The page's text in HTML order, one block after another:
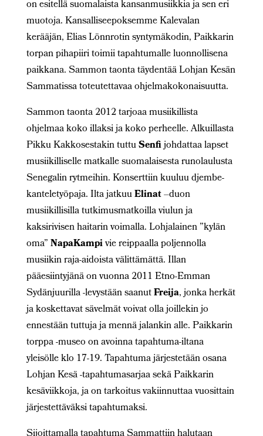
on esitellä suomalaista kansanmusiikkia ja sen eri
muotoja. Kansalliseepoksemme Kalevalan
kerääjän, Elias Lönnrotin syntymäkodin, Paikkarin
torpan pihapiiri toimii tapahtumalle luonnollisena
paikkana. Sammon taonta täydentää Lohjan Kesän
Sammatissa toteutettavaa ohjelmakokonaisuutta.
Sammon taonta 2012 tarjoaa musiikillista
ohjelmaa koko illaksi ja koko perheelle. Alkuillasta
Pikku Kakkosestakin tuttuSenfijohdattaa lapset
musiikilliselle matkalle suomalaisesta runolaulusta
Senegalin rytmeihin. Konserttiin kuuluu djembe-
kanteletyöpaja. Ilta jatkuuElinat–duon
musiikillisilla tutkimusmatkoilla viulun ja
kaksirivisen haitarin voimalla. Lohjalainen ”kylän
oma”NapaKampivie reippaalla poljennolla
musiikin raja-aidoista välittämättä. Illan
pääesiintyjänä on vuonna 2011 Etno-Emman
Sydänjuurilla -levystään saanutFreija, jonka herkät
ja koskettavat sävelmät voivat olla joillekin jo
ennestään tuttuja ja mennä jalankin alle. Paikkarin
torppa -museo on avoinna tapahtuma-iltana
yleisölle klo 17-19. Tapahtuma järjestetään osana
Lohjan Kesä -tapahtumasarjaa sekä Paikkarin
kesäviikkoja, ja on tarkoitus vakiinnuttaa vuosittain
järjestettäväksi tapahtumaksi.